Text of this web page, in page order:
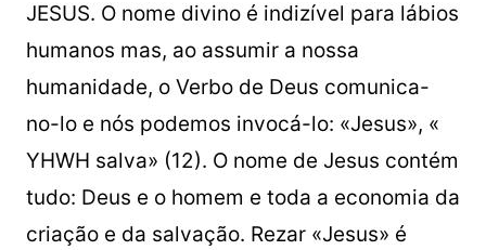
JESUS. O nome divino é indizível para lábios
humanos mas, ao assumir a nossa
humanidade, o Verbo de Deus comunica-
no-lo e nós podemos invocá-lo: «Jesus», «
YHWH salva» (12). O nome de Jesus contém
tudo: Deus e o homem e toda a economia da
criação e da salvação. Rezar «Jesus» é